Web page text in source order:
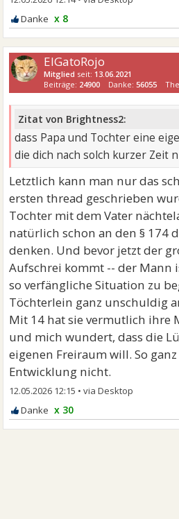
x 8
ElGatoRojo
Mitglied seit: 13.06.2021
Beiträge: 24900 Danke: 56055
Zitat von Brightness2:
dass Papa und Tochter eine
die dich nach solch kurzer Zeit
Letztlich kann man nur das
ersten thread geschrieben
Tochter mit dem Vater
natürlich schon an den § 174
denken. Und bevor jetzt der
Aufschrei kommt -- der Mann
so verfängliche Situation zu
Töchterlein ganz unschuldig
Mit 14 hat sie vermutlich ihre
und mich wundert, dass die
eigenen Freiraum will. So
Entwicklung nicht.
12.05.2026 12:15 •
x 30